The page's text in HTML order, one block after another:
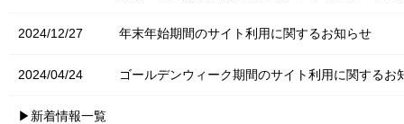
2024/12/27 年末年始期間のサイト利用に関するお知らせ
2024/04/24 ゴールデンウィーク期間のサイト利用に関するお
▶新着情報一覧